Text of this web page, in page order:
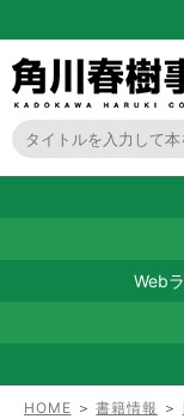
Web
HOME ＞書籍情報 ＞